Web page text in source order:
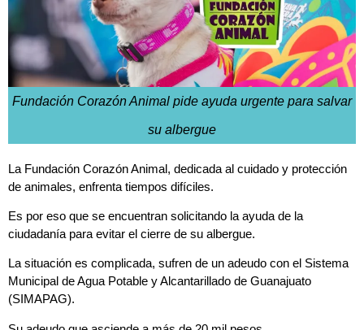
Fundación Corazón Animal pide ayuda urgente para salvar
su albergue
La Fundación Corazón Animal, dedicada al cuidado y protección
de animales, enfrenta tiempos difíciles.
Es por eso que se encuentran solicitando la ayuda de la
ciudadanía para evitar el cierre de su albergue.
La situación es complicada, sufren de un adeudo con el Sistema
Municipal de Agua Potable y Alcantarillado de Guanajuato
(SIMAPAG).